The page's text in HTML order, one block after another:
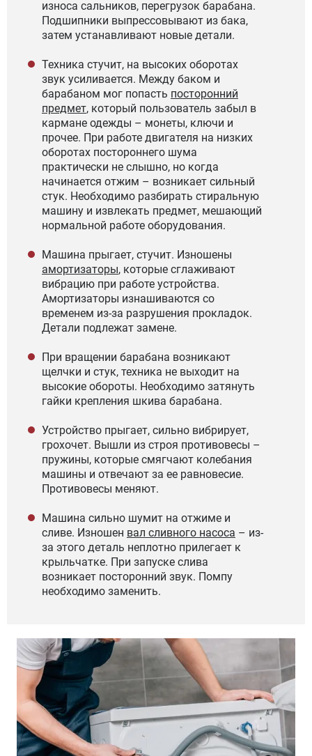
износа сальников, перегрузок барабана.
Подшипники выпрессовывают из бака,
затем устанавливают новые детали.
Техника стучит, на высоких оборотах
звук усиливается. Между баком и
барабаном мог попасть посторонний
предмет, который пользователь забыл в
кармане одежды – монеты, ключи и
прочее. При работе двигателя на низких
оборотах постороннего шума
практически не слышно, но когда
начинается отжим – возникает сильный
стук. Необходимо разбирать стиральную
машину и извлекать предмет, мешающий
нормальной работе оборудования.
Машина прыгает, стучит. Изношены
амортизаторы, которые сглаживают
вибрацию при работе устройства.
Амортизаторы изнашиваются со
временем из-за разрушения прокладок.
Детали подлежат замене.
При вращении барабана возникают
щелчки и стук, техника не выходит на
высокие обороты. Необходимо затянуть
гайки крепления шкива барабана.
Устройство прыгает, сильно вибрирует,
грохочет. Вышли из строя противовесы –
пружины, которые смягчают колебания
машины и отвечают за ее равновесие.
Противовесы меняют.
Машина сильно шумит на отжиме и
сливе. Изношен вал сливного насоса – из-
за этого деталь неплотно прилегает к
крыльчатке. При запуске слива
возникает посторонний звук. Помпу
необходимо заменить.